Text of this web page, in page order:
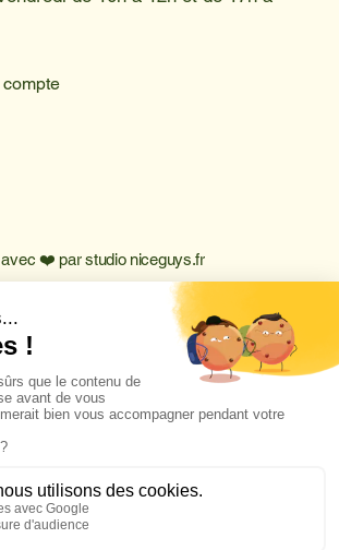
compte
avec ❤️ parstudio niceguys.fr